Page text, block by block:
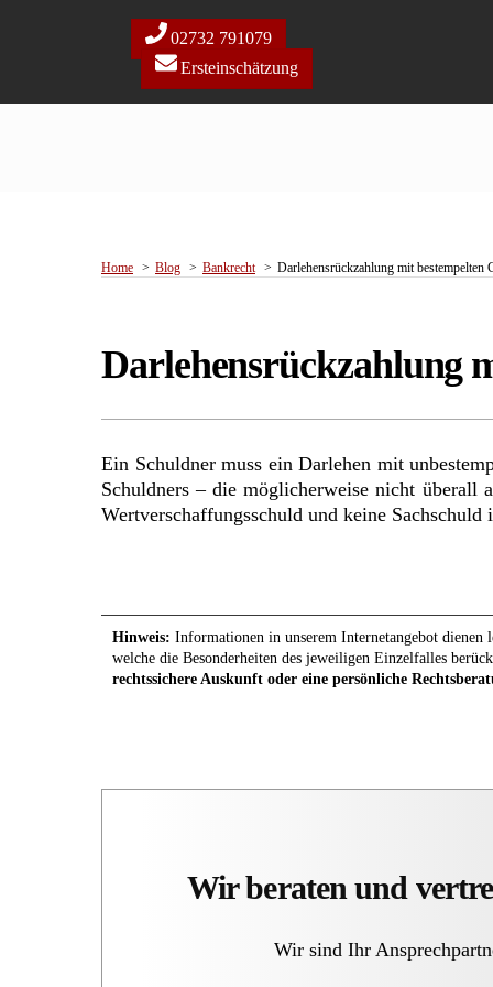
02732 791079
Ersteinschätzung
Home Blog Bankrecht Darlehensrückzahlung mit bestempelten
Darlehensrückzahlung
Ein Schuldner muss ein Darlehen mit
Schuldners – die möglicherweise nicht überall
Wertverschaffungsschuld und keine
Hinweis: Informationen in unserem Internetangebot
welche die Besonderheiten des jeweiligen Einzelfalles
rechtssichere Auskunft oder eine persönliche
Wir beraten und
Wir sind Ihr